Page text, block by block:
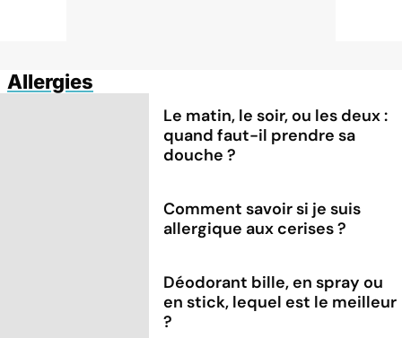
Allergies
Le matin, le soir, ou les deux :
quand faut-il prendre sa
douche ?
Comment savoir si je suis
allergique aux cerises ?
Déodorant bille, en spray ou
en stick, lequel est le meilleur
?